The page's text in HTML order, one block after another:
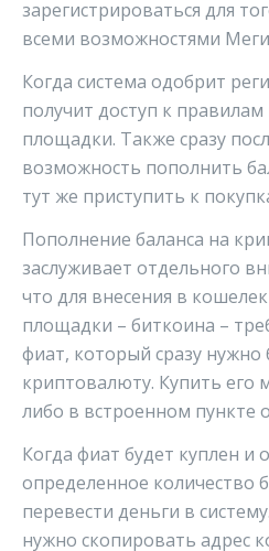
зарегистрироваться для
всеми возможностями
Когда система одобрит
получит доступ к
площадки. Также сразу
возможность пополнить
тут же приступить к
Пополнение баланса на
заслуживает отдельного
что для внесения в
площадки – биткоина –
фиат, который сразу нужно
криптовалюту. Купить его
либо в встроенном пункте
Когда фиат будет куплен и
определенное количество
перевести деньги в
нужно скопировать адрес